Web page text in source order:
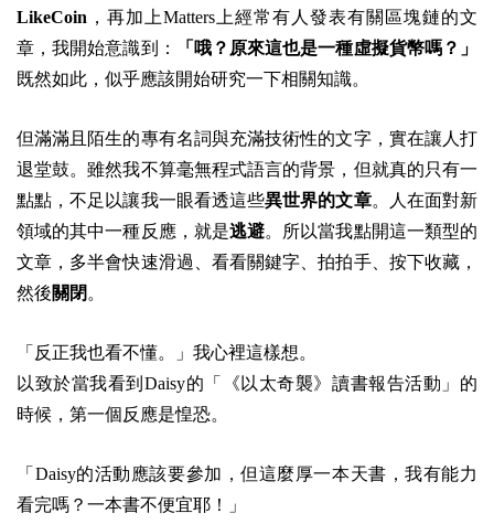
LikeCoin ，再加上Matters上經常有人發表有關區塊鏈的文
章，我開始意識到：
「哦？原來這也是一種虛擬貨幣嗎？」
既然如此，似乎應該開始研究一下相關知識。
但滿滿且陌生的專有名詞與充滿技術性的文字，實在讓人打
退堂鼓。雖然我不算毫無程式語言的背景，但就真的只有一
點點，不足以讓我一眼看透這些異世界的文章。人在面對新
領域的其中一種反應，就是逃避。所以當我點開這一類型的
文章，多半會快速滑過、看看關鍵字、拍拍手、按下收藏，
然後關閉 。
「反正我也看不懂。」 我心裡這樣想。
以致於當我看到Daisy的「《以太奇襲》讀書報告活動」的
時候，第一個反應是惶恐。
「Daisy的活動應該要參加，但這麼厚一本天書，我有能力
看完嗎？一本書不便宜耶！」